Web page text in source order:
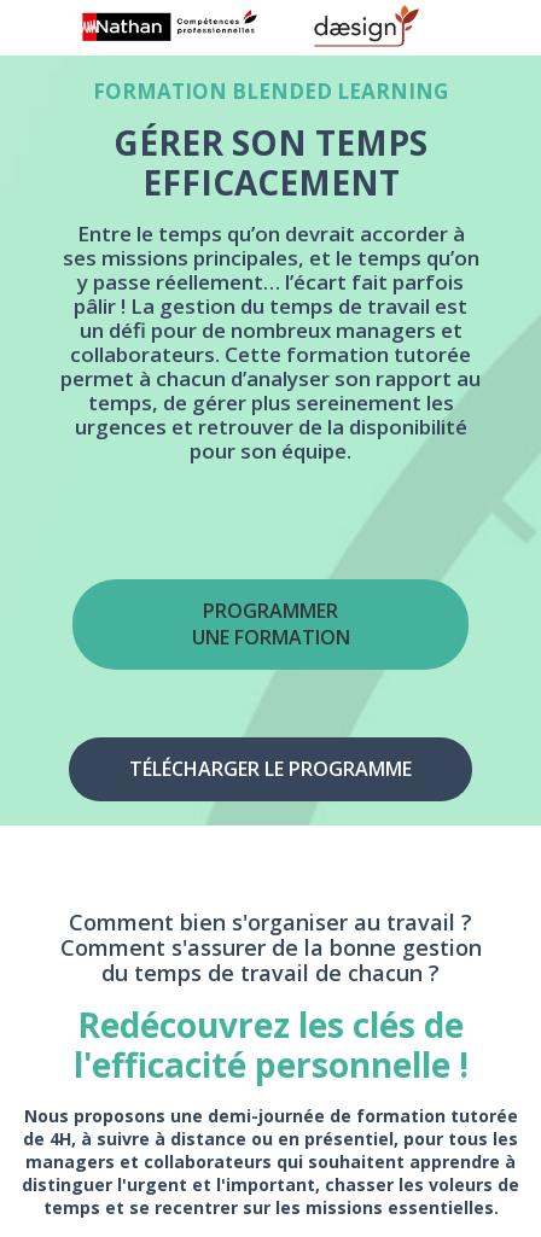
FORMATION BLENDED LEARNING
GÉRER SON TEMPS
EFFICACEMENT
Entre le temps qu’on devrait accorder à
ses missions principales, et le temps qu’on
y passe réellement… l’écart fait parfois
pâlir ! La gestion du temps de travail est
un défi pour de nombreux managers et
collaborateurs. Cette formation tutorée
permet à chacun d’analyser son rapport au
temps, de gérer plus sereinement les
urgences et retrouver de la disponibilité
pour son équipe.
PROGRAMMER
UNE FORMATION
TÉLÉCHARGER LE PROGRAMME
Comment bien s'organiser au travail ?
Comment s'assurer de la bonne gestion
du temps de travail de chacun ?
Redécouvrez les clés de
l'efficacité personnelle !
Nous proposons une demi-journée de formation tutorée
de 4H, à suivre à distance ou en présentiel, pour tous les
managers et collaborateurs qui souhaitent apprendre à
distinguer l'urgent et l'important, chasser les voleurs de
temps et se recentrer sur les missions essentielles.